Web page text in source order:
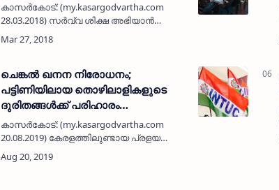
കാസര്‍കോട്: (my.kasargodvartha.com
28.03.2018) സര്‍വ്വ ശിക്ഷ അഭിയാന്‍
(എസ്.എസ്.എ) കാസര്‍കോട് ജില്ലയിലെ
വിവിധ ബി.ആര്‍.സികളില്‍ പ്രവര്‍ത്തിക്കുന്ന
ചെങ്കല്‍ ഖനന നിരോധനം;
പട്ടിണിയിലായ തൊഴിലാളികളുടെ
ദുരിതങ്ങള്‍ക്ക് പരിഹാരം
കാണണമെന്ന് ഐ എന്‍ ടി യു സി
കാസർകോട്: (my.kasargodvartha.com
20.08.2019) കേരളത്തിലുണ്ടായ പ്രളയത്തെ
തുടര്‍ന്ന് ചെങ്കല്‍മേഖലയില്‍ ഖനന
നിരോധനം ഏര്‍പ്പെടുത്തിയ മൈനിംഗ് ആന്റ്